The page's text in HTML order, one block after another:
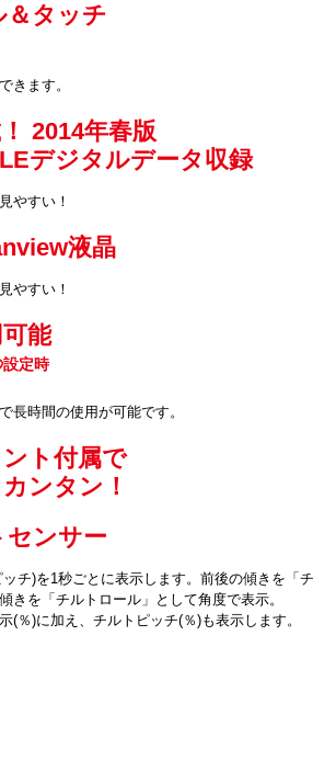
＆タッチ
きます。
2014年春版
デジタルデータ収録
やすい！
液晶
やすい！
能
定時
長時間の使用が可能です。
ト付属で
ンタン！
センサー
チ)を1秒ごとに表示します。前後の傾きを「チ
きを「チルトロール」として角度で表示。
(％)に加え、チルトピッチ(％)も表示します。